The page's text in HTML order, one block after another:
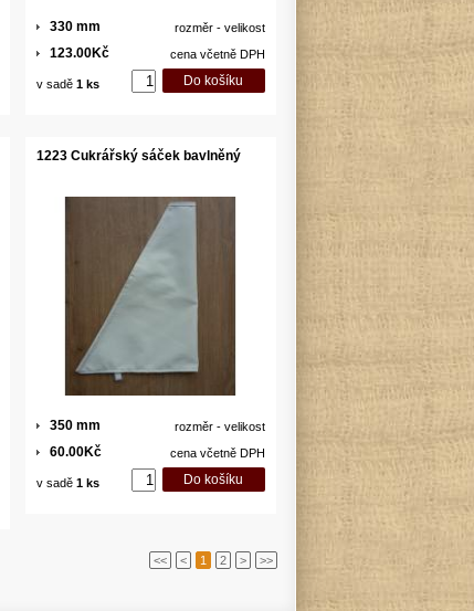
rozměr - velikost
330 mm
cena včetně DPH
123.00Kč
v sadě 1 ks
1223 Cukrářský sáček bavlněný
rozměr - velikost
350 mm
cena včetně DPH
60.00Kč
v sadě 1 ks
<< < 1 2 > >>